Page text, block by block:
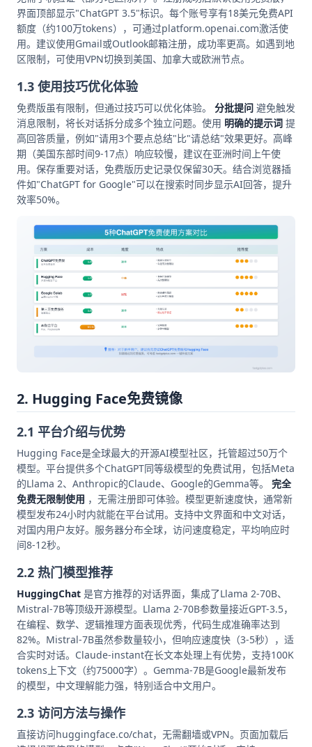
界面顶部显示"ChatGPT 3.5"标识。每个账号享有18美元免费API
额度（约100万tokens），可通过platform.openai.com激活使
用。建议使用Gmail或Outlook邮箱注册，成功率更高。如遇到地
区限制，可使用VPN切换到美国、加拿大或欧洲节点。
1.3 使用技巧优化体验
免费版虽有限制，但通过技巧可以优化体验。 分批提问 避免触发
消息限制，将长对话拆分成多个独立问题。使用 明确的提示词 提
高回答质量，例如"请用3个要点总结"比"请总结"效果更好。高峰
期（美国东部时间9-17点）响应较慢，建议在亚洲时间上午使
用。保存重要对话，免费版历史记录仅保留30天。结合浏览器插
件如"ChatGPT for Google"可以在搜索时同步显示AI回答，提升
效率50%。
2. Hugging Face免费镜像
2.1 平台介绍与优势
Hugging Face是全球最大的开源AI模型社区，托管超过50万个
模型。平台提供多个ChatGPT同等级模型的免费试用，包括Meta
的Llama 2、Anthropic的Claude、Google的Gemma等。 完全
免费无限制使用 ，无需注册即可体验。模型更新速度快，通常新
模型发布24小时内就能在平台试用。支持中文界面和中文对话，
对国内用户友好。服务器分布全球，访问速度稳定，平均响应时
间8-12秒。
2.2 热门模型推荐
HuggingChat 是官方推荐的对话界面，集成了Llama 2-70B、
Mistral-7B等顶级开源模型。Llama 2-70B参数量接近GPT-3.5，
在编程、数学、逻辑推理方面表现优秀，代码生成准确率达到
82%。Mistral-7B虽然参数量较小，但响应速度快（3-5秒），适
合实时对话。Claude-instant在长文本处理上有优势，支持100K
tokens上下文（约75000字）。Gemma-7B是Google最新发布
的模型，中文理解能力强，特别适合中文用户。
2.3 访问方法与操作
直接访问huggingface.co/chat，无需翻墙或VPN。页面加载后